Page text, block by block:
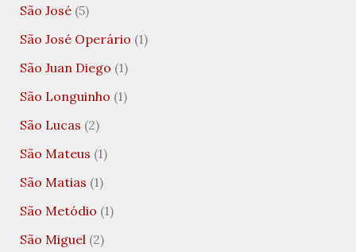
São José(5)
São José Operário (1)
São Juan Diego (1)
São Longuinho (1)
São Lucas (2)
São Mateus (1)
São Matias (1)
São Metódio (1)
São Miguel(2)